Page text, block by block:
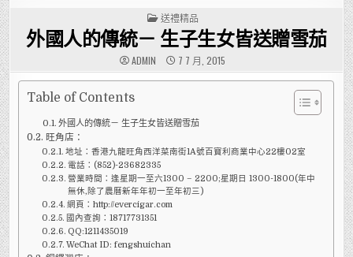
POSTED
IN
送禮精品
外國人的傳統－ 生子生女皆送贈雪茄
ADMIN 7 7 月, 2015
Table of Contents
外國人的傳統－ 生子生女皆送贈雪茄
旺角店：
地址：香港九龍旺角西洋菜南街1A號百寶利商業中心22樓02室
電話：(852)-23682335
營業時間：逢星期一至六1300 – 2200;星期日 1300-1800(年中
無休,除了農曆新年年初一至年初三)
網頁：http://evercigar.com
國內查詢：18717731351
QQ:1211435019
WeChat ID: fengshuichan